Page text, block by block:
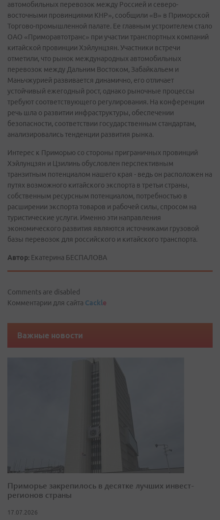
автомобильных перевозок между Россией и северо-
восточными провинциями КНР», сообщили «В» в Приморской
Торгово-промышленной палате. Ее главным устроителем стало
ОАО «Приморавтотранс» при участии транспортных компаний
китайской провинции Хэйлунцзян. Участники встречи
отметили, что рынок международных автомобильных
перевозок между Дальним Востоком, Забайкальем и
Маньчжурией развивается динамично, его отличает
устойчивый ежегодный рост, однако рыночные процессы
требуют соответствующего регулирования. На конференции
речь шла о развитии инфраструктуры, обеспечении
безопасности, соответствии государственным стандартам,
анализировались тенденции развития рынка.
Интерес к Приморью со стороны приграничных провинций
Хэйлунцзян и Цзилинь обусловлен перспективным
транзитным потенциалом нашего края - ведь он расположен на
путях возможного китайского экспорта в третьи страны,
собственным ресурсным потенциалом, потребностью в
расширении экспорта товаров и рабочей силы, спросом на
туристические услуги. Именно эти направления
экономического развития являются источниками грузовой
базы перевозок для российского и китайского транспорта.
Автор: Екатерина БЕСПАЛОВА
Comments are disabled
Комментарии для сайта Cackle
Важные новости
Приморье закрепилось в десятке лучших инвест-
регионов страны
17.07.2026